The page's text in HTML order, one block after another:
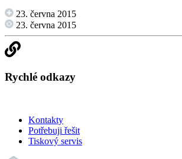
23. června 2015
23. června 2015
Rychlé odkazy
Kontakty
Potřebuji řešit
Tiskový servis